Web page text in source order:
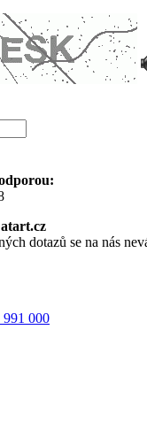
dotazů se na nás
991 000